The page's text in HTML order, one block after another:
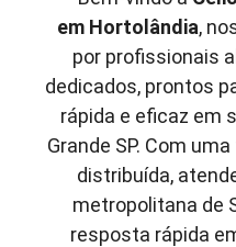
em Hortolândia,
por profissionais
dedicados, prontos
rápida e eficaz em
Grande SP. Com
distribuída,
metropolitana de
resposta rápida